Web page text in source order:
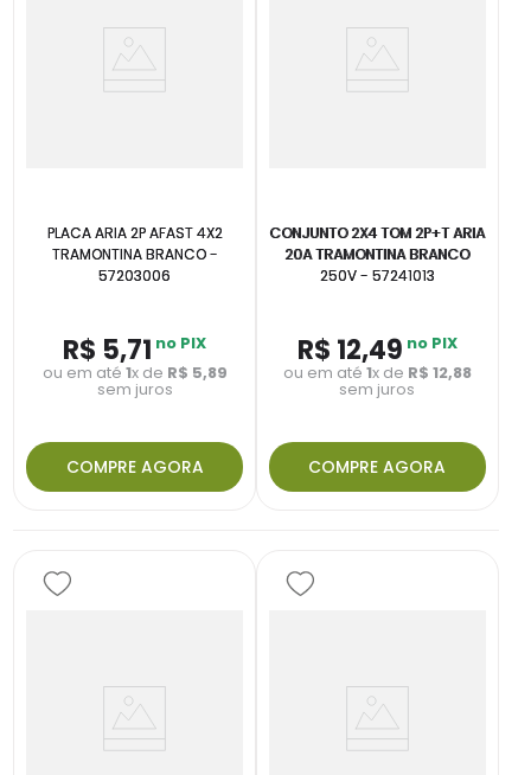
PLACA ARIA 2P AFAST 4X2
TRAMONTINA BRANCO -
57203006
R$ 5,71 no PIX
ou em até 1x de R$ 5,89
sem juros
COMPRE AGORA
CONJUNTO 2X4 TOM 2P+T ARIA
20A TRAMONTINA BRANCO
250V - 57241013
R$ 12,49 no PIX
ou em até 1x de R$ 12,88
sem juros
COMPRE AGORA